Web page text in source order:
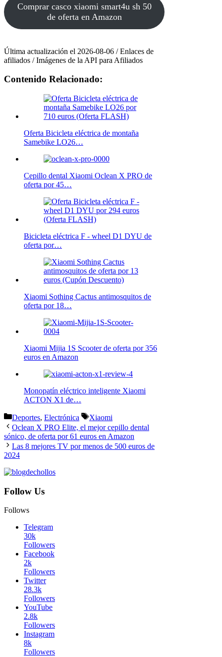
Comprar casco xiaomi smart4u sh 50
de oferta en Amazon
Última actualización el 2026-08-06 / Enlaces de
afiliados / Imágenes de la API para Afiliados
Contenido Relacionado:
Oferta Bicicleta eléctrica de montaña
Samebike LO26…
Cepillo dental Xiaomi Oclean X PRO de
oferta por 45…
Bicicleta eléctrica F - wheel D1 DYU de
oferta por…
Xiaomi Sothing Cactus antimosquitos de
oferta por 18…
Xiaomi Mijia 1S Scooter de oferta por 356
euros en Amazon
Monopatín eléctrico inteligente Xiaomi
ACTON X1 de…
Categorías
Deportes, Electrónica Etiquetas
Xiaomi
Oclean X PRO Elite, el mejor cepillo dental
sónico, de oferta por 61 euros en Amazon
Las 8 mejores TV por menos de 500 euros de
2024
Follow Us
Follows
Telegram
30k
Followers
Facebook
2k
Followers
Twitter
28.3k
Followers
YouTube
2.8k
Followers
Instagram
8k
Followers